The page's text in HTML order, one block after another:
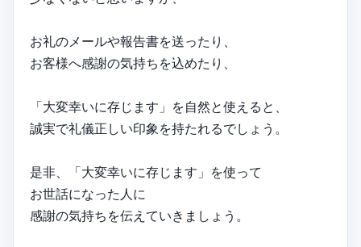
お礼のメールや報告書を送ったり、
お客様へ感謝の気持ちを込めたり、
「大変幸いに存じます」を自然と使えると、
誠実で礼儀正しい印象を持たれるでしょう。
是非、「大変幸いに存じます」を使って
お世話になった人に
感謝の気持ちを伝えていきましょう。